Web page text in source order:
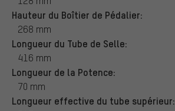
Hauteur du Boîtier de Pédalier:
268 mm
Longueur du Tube de Selle:
416 mm
Longueur de la Potence:
70 mm
Longueur effective du tube supérieur: